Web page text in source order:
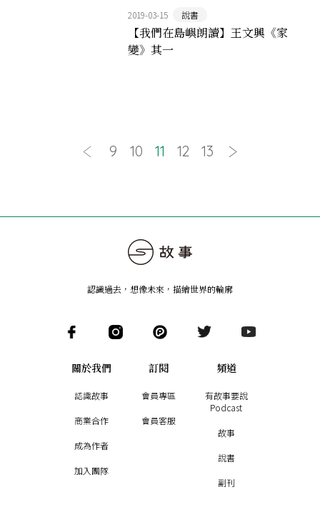
2019-03-15 說書
【我們在島嶼朗讀】王文興《家
變》其一
9 10 11 12 13
認識過去，想像未來 ， 描繪世界的輪廓
關於我們
認識故事
商業合作
成為作者
加入團隊
訂閱
會員專區
會員客服
頻道
有故事要說
Podcast
故事
說書
副刊